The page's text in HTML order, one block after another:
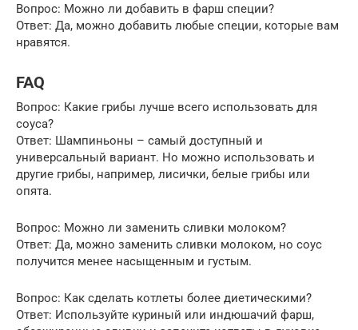
Вопрос: Можно ли добавить в фарш специи?
Ответ: Да, можно добавить любые специи, которые вам
нравятся.
FAQ
Вопрос: Какие грибы лучше всего использовать для
соуса?
Ответ: Шампиньоны – самый доступный и
универсальный вариант. Но можно использовать и
другие грибы, например, лисички, белые грибы или
опята.
Вопрос: Можно ли заменить сливки молоком?
Ответ: Да, можно заменить сливки молоком, но соус
получится менее насыщенным и густым.
Вопрос: Как сделать котлеты более диетическими?
Ответ: Используйте куриный или индюшачий фарш,